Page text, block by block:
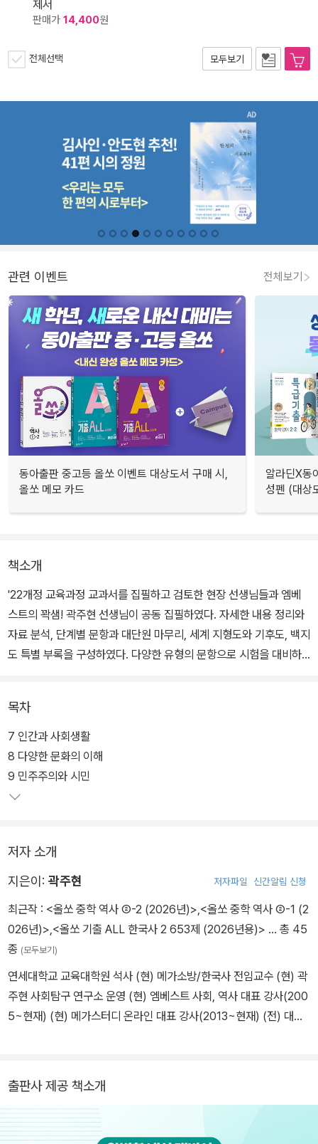
제서
판매가 14,400원
전체선택 모두보기
관련 이벤트 전체보기
동아출판 중고등 올쏘 이벤트 대상도서 구매 시,
올쏘 메모 카드
알라딘X동
성펜 (대상
책소개
'22개정 교육과정 교과서를 집필하고 검토한 현장 선생님들과 엠베
스트의 꽉샘! 곽주현 선생님이 공동 집필하였다. 자세한 내용 정리와
자료 분석, 단계별 문항과 대단원 마무리, 세계 지형도와 기후도, 백지
도 특별 부록을 구성하였다. 다양한 유형의 문항으로 시험을 대비하
목차
7 인간과 사회생활
8 다양한 문화의 이해
9 민주주의와 시민
저자 소개
지은이: 곽주현 저자파일 신간알림 신청
최근작 : <올쏘 중학 역사 ②-2 (2026년)>,<올쏘 중학 역사 ②-1 (2
026년)>,<올쏘 기출 ALL 한국사 2 653제 (2026년용)> … 총 45
종 (모두보기)
연세대학교 교육대학원 석사 (현) 메가소방/한국사 전임교수 (현) 곽
주현 사회탐구 연구소 운영 (현) 엠베스트 사회, 역사 대표 강사(200
5~현재) (현) 메가스터디 온라인 대표 강사(2013~현재) (전) 대치
소방 한국사 (하) 한국사 능력검정시험, 초급(꿈을 담는 틀) 한국사
능력검정시험, 중급(꿈을 담는 틀) 한국사 능력검정시험 실전 예상문
제, 중급(메가북스) 한국사 능력검정시험, 고급(티북스) 수능 잡는 한
출판사 제공 책소개